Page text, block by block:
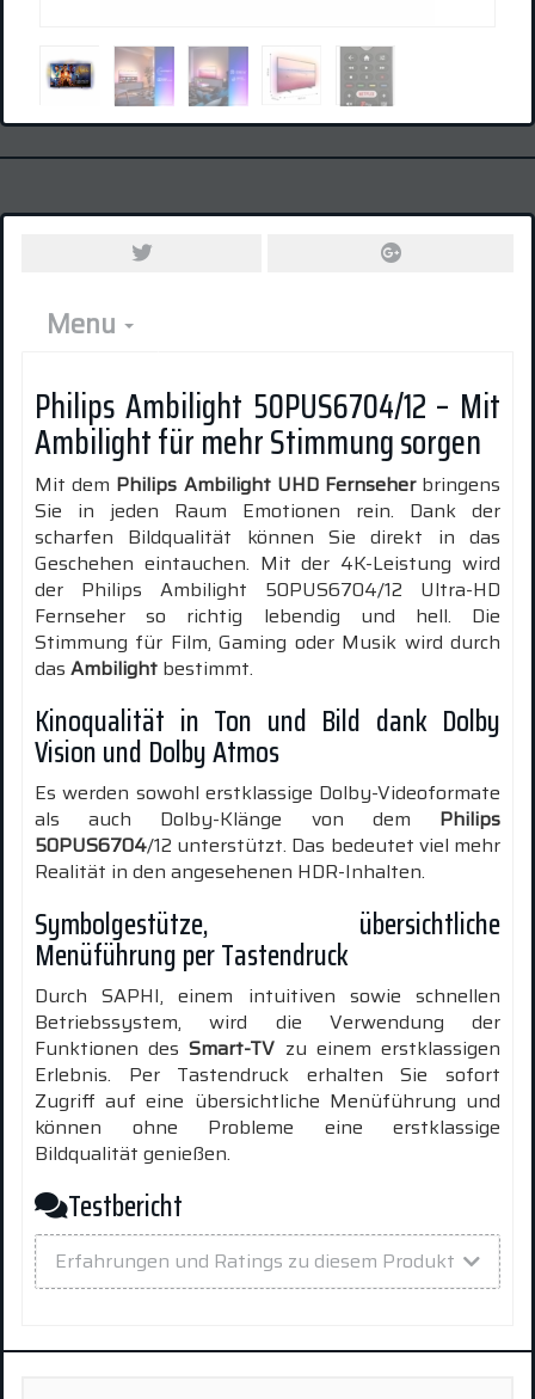
Menu
Philips Ambilight 50PUS6704/12 – Mit
Ambilight für mehr Stimmung sorgen
Mit dem Philips Ambilight UHD Fernseherbringens
Sie in jeden Raum Emotionen rein. Dank der
scharfen Bildqualität können Sie direkt in das
Geschehen eintauchen. Mit der 4K-Leistung wird
der Philips Ambilight 50PUS6704/12 Ultra-HD
Fernseher so richtig lebendig und hell. Die
Stimmung für Film, Gaming oder Musik wird durch
das Ambilight bestimmt.
Kinoqualität in Ton und Bild dank Dolby
Vision und Dolby Atmos
Es werden sowohl erstklassige Dolby-Videoformate
als auch Dolby-Klänge von dem Philips
50PUS6704/12 unterstützt. Das bedeutet viel mehr
Realität in den angesehenen HDR-Inhalten.
Symbolgestütze, übersichtliche
Menüführung per Tastendruck
Durch SAPHI, einem intuitiven sowie schnellen
Betriebssystem, wird die Verwendung der
Funktionen desSmart-TV zu einem erstklassigen
Erlebnis. Per Tastendruck erhalten Sie sofort
Zugriff auf eine übersichtliche Menüführung und
können ohne Probleme eine erstklassige
Bildqualität genießen.
Testbericht
Erfahrungen und Ratings zu diesem Produkt